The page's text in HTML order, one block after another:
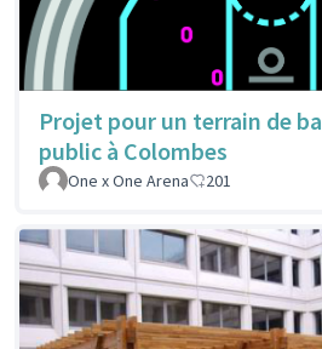
Projet pour un terrain de
public à Colombes
One x One Arena 201